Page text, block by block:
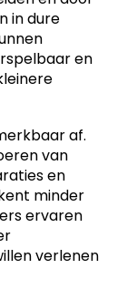
in dure
en
af.
van
en
minder
ervaren
verlenen